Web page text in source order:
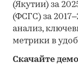
(Якутии) за
(ФСГС) за
анализ,
метрики в
Скачайте демо